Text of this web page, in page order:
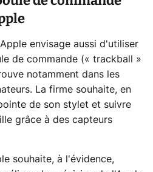
envisage aussi d'utiliser
de commande (« trackball »
notamment dans les
La firme souhaite, en
de son stylet et suivre
grâce à des capteurs
souhaite, à l'évidence,